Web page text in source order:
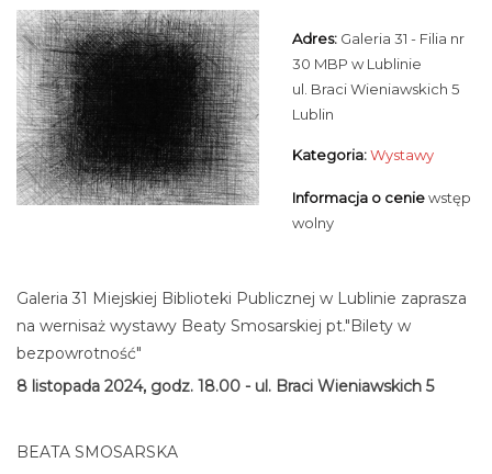
Adres: Galeria 31 - Filia nr
30 MBP w Lublinie
ul. Braci Wieniawskich 5
Lublin
Kategoria:Wystawy
Informacja o ceniewstęp
wolny
Galeria 31 Miejskiej Biblioteki Publicznej w Lublinie zaprasza
na wernisaż wystawy Beaty Smosarskiej pt."Bilety w
bezpowrotność"
8 listopada 2024, godz. 18.00 - ul. Braci Wieniawskich 5
BEATA SMOSARSKA